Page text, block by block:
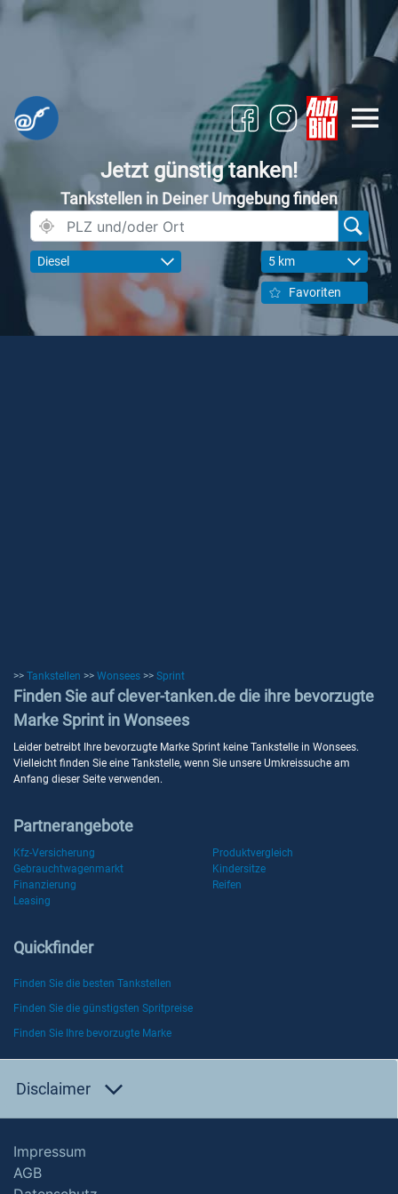
Jetzt günstig tanken!
Tankstellen in Deiner Umgebung finden
Diesel 5 km
Favoriten
>> Tankstellen >> Wonsees >> Sprint
Finden Sie auf clever-tanken.de die ihre bevorzugte
Marke Sprint in Wonsees
Leider betreibt Ihre bevorzugte Marke Sprint keine Tankstelle in Wonsees.
Vielleicht finden Sie eine Tankstelle, wenn Sie unsere Umkreissuche am
Anfang dieser Seite verwenden.
Partnerangebote
Kfz-Versicherung
Produktvergleich
Gebrauchtwagenmarkt
Kindersitze
Finanzierung
Reifen
Leasing
Quickfinder
Finden Sie die besten Tankstellen
Finden Sie die günstigsten Spritpreise
Finden Sie Ihre bevorzugte Marke
Disclaimer
Impressum
AGB